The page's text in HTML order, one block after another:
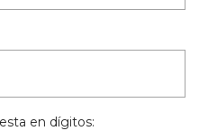
en dígitos: